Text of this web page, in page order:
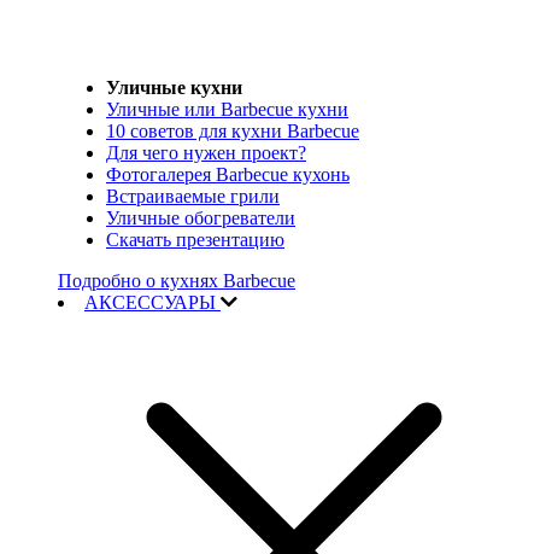
Уличные кухни
Уличные или Barbecue кухни
10 советов для кухни Barbecue
Для чего нужен проект?
Фотогалерея Barbecue кухонь
Встраиваемые грили
Уличные обогреватели
Скачать презентацию
Подробно о кухнях Barbecue
АКСЕССУАРЫ